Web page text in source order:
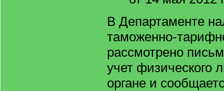
В Департаменте
таможенно-
рассмотрено
учет физического
органе и